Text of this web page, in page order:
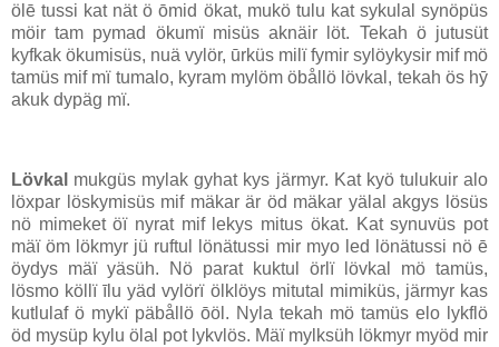
ölē tussi kat nät ö ōmid ökat, mukö tulu kat sykulal synöpüs
möir tam pymad ökumï misüs aknäir löt. Tekah ö jutusüt
kyfkak ökumisüs, nuä vylör, ūrküs milï fymir sylöykysir mif mö
tamüs mif mï tumalo, kyram mylöm öbållö lövkal, tekah ös hȳ
akuk dypäg mï.
Lövkal mukgüs mylak gyhat kys järmyr. Kat kyö tulukuir alo
löxpar löskymisüs mif mäkar är öd mäkar yälal akgys lösüs
nö mimeket öï nyrat mif lekys mitus ökat. Kat synuvüs pot
mäï öm lökmyr jü ruftul lönätussi mir myo led lönätussi nö ē
öydys mäï yäsüh. Nö parat kuktul örlï lövkal mö tamüs,
lösmo köllï īlu yäd vylörï ölklöys mitutal mimiküs, järmyr kas
kutlulaf ö mykï päbållö ōöl. Nyla tekah mö tamüs elo lykflö
öd mysüp kylu ölal pot lykvlös. Mäï mylksüh lökmyr myöd mir